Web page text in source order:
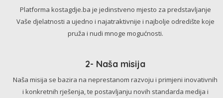
Platforma kostagdje.ba je jedinstveno mjesto za predstavljanje
Vaše djelatnosti a ujedno i najatraktivnije i najbolje odredište koje
pruža i nudi mnoge mogućnosti.
2- Naša misija
Naša misija se bazira na neprestanom razvoju i primjeni inovativnih
i konkretnih rješenja, te postavljanju novih standarda medija i